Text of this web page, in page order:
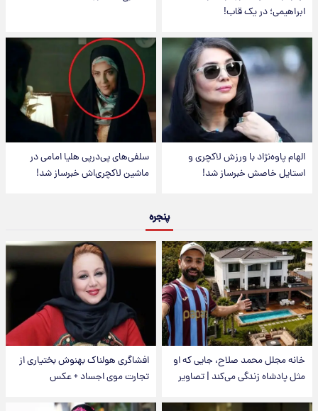
ابراهیمی؛ در یک قاب!
الهام پاوه‌نژاد با ورزش لاکچری و
استایل خاصش خبرساز شد!
سلفی‌های پی‌درپی هلیا امامی در
ماشین لاکچری‌اش خبرساز شد!
پنجره
خانه مجلل محمد صلاح، جایی که او
مثل پادشاه زندگی می‌کند | تصاویر
افشاگری هولناک بهنوش بختیاری از
تجارت موی اجساد + عکس